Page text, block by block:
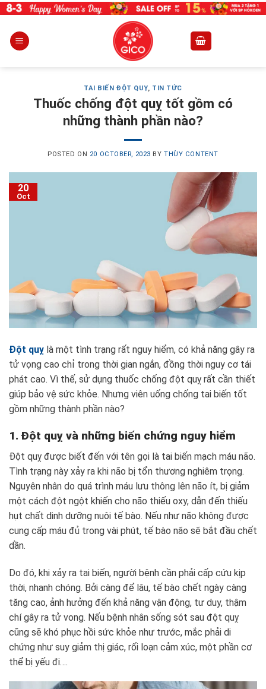
Skip
content
TAI BIẾN ĐỘT QUỴ, TIN TỨC
Thuốc chống đột quỵ tốt gồm có
những thành phần nào?
POSTED ON 20 OCTOBER, 2023 BYTHÙY CONTENT
20
Oct
Đột quỵ là một tình trạng rất nguy hiểm, có khả năng gây ra
tử vọng cao chỉ trong thời gian ngắn, đồng thời nguy cơ tái
phát cao. Vì thế, sử dụng thuốc chống đột quỵ rất cần thiết
giúp bảo vệ sức khỏe. Nhưng viên uống chống tai biến tốt
gồm những thành phần nào?
1. Đột quỵ và những biến chứng nguy hiểm
Đột quỵ được biết đến với tên gọi là tai biến mạch máu não.
Tình trạng này xảy ra khi não bị tổn thương nghiêm trọng.
Nguyên nhân do quá trình máu lưu thông lên não ít, bị giảm
một cách đột ngột khiến cho não thiếu oxy, dẫn đến thiếu
hụt chất dinh dưỡng nuôi tế bào. Nếu như não không được
cung cấp máu đủ trong vài phút, tế bào não sẽ bắt đầu chết
dần.
Do đó, khi xảy ra tai biến, người bệnh cần phải cấp cứu kịp
thời, nhanh chóng. Bởi càng để lâu, tế bào chết ngày càng
tăng cao, ảnh hưởng đến khả năng vận động, tư duy, thậm
chí gây ra tử vong. Nếu bệnh nhân sống sót sau đột quỵ
cũng sẽ khó phục hồi sức khỏe như trước, mắc phải di
chứng như suy giảm thị giác, rối loạn cảm xúc, một phần cơ
thể bị yếu đi….